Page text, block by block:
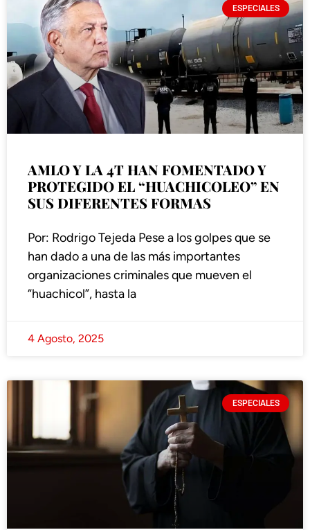
ESPECIALES
AMLO Y LA 4T HAN FOMENTADO Y
PROTEGIDO EL “HUACHICOLEO” EN
SUS DIFERENTES FORMAS
Por: Rodrigo Tejeda Pese a los golpes que se
han dado a una de las más importantes
organizaciones criminales que mueven el
“huachicol”, hasta la
4 Agosto, 2025
ESPECIALES